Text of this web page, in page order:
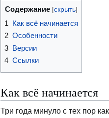
Содержание
1 Как всё начинается
2 Особенности
3 Версии
4 Ссылки
Как всё начинается
Три года минуло с тех пор